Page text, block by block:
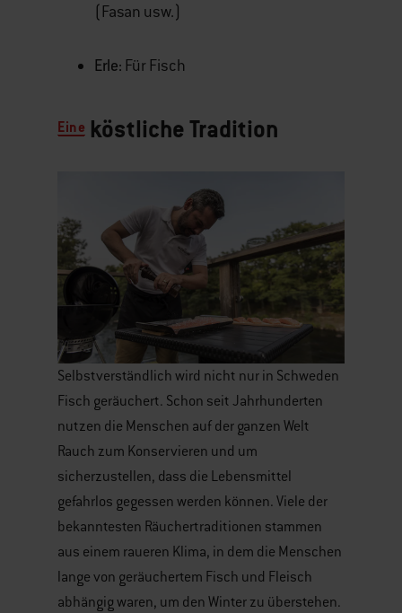
(Fasan usw.)
Erle: Für Fisch
Eine köstliche Tradition
Selbstverständlich wird nicht nur in Schweden
Fisch geräuchert. Schon seit Jahrhunderten
nutzen die Menschen auf der ganzen Welt
Rauch zum Konservieren und um
sicherzustellen, dass die Lebensmittel
gefahrlos gegessen werden können. Viele der
bekanntesten Räuchertraditionen stammen
aus einem raueren Klima, in dem die Menschen
lange von geräuchertem Fisch und Fleisch
abhängig waren, um den Winter zu überstehen.